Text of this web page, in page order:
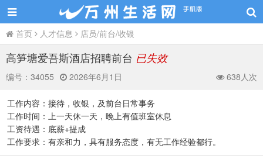
首页 人才信息 店员/前台/收银
高笋塘爱吾斯酒店招聘前台 已失效
编号： 34055 2026年6月1日 638人次
工作内容：接待，收银，及前台日常事务
工作时间：上一天休一天，晚上有值班室休息
工资待遇：底薪+提成
工作要求：有亲和力，具有服务态度，有无工作经验都行。